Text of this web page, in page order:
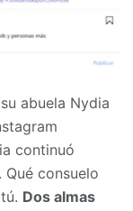
abuela Nydia
continuó
Qué consuelo
Dos almas